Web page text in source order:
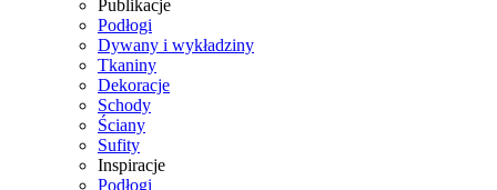
Publikacje
Podłogi
Dywany i wykładziny
Tkaniny
Dekoracje
Schody
Ściany
Sufity
Inspiracje
Podłogi